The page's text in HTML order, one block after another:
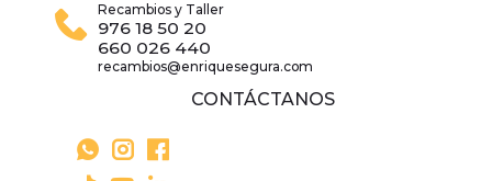
Recambios y Taller
976 18 50 20
660 026 440
recambios@enriquesegura.com
CONTÁCTANOS